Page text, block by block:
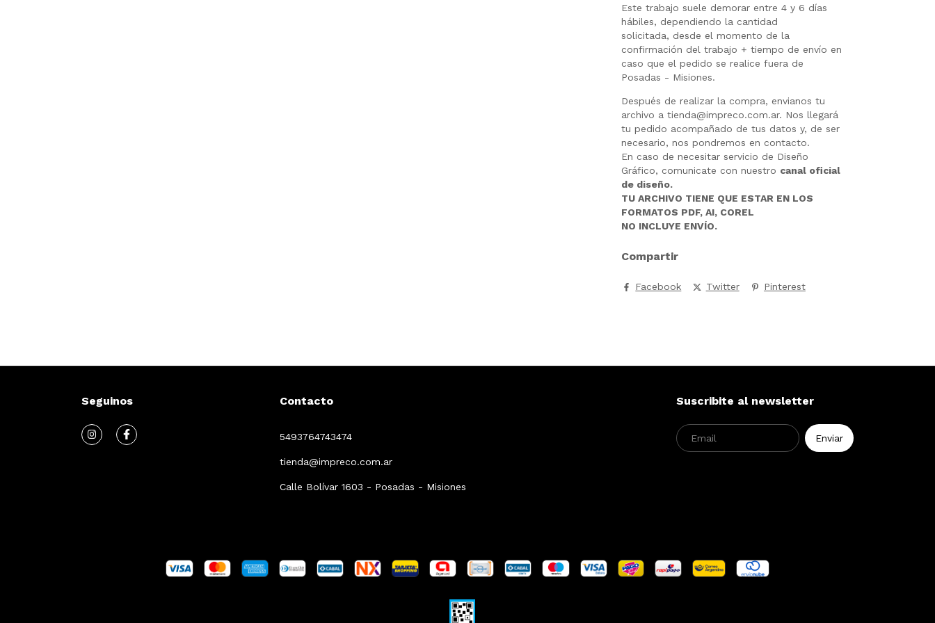
Este trabajo suele demorar entre 4 y 6 días
hábiles, dependiendo la cantidad
solicitada, desde el momento de la
confirmación del trabajo + tiempo de envío en
caso que el pedido se realice fuera de
Posadas - Misiones.
Después de realizar la compra, envianos tu
archivo a tienda@impreco.com.ar. Nos llegará
tu pedido acompañado de tus datos y, de ser
necesario, nos pondremos en contacto.
En caso de necesitar servicio de Diseño
Gráfico, comunicate con nuestro canal oficial
de diseño.
TU ARCHIVO TIENE QUE ESTAR EN LOS
FORMATOS PDF, AI, COREL
NO INCLUYE ENVÍO.
Compartir
Facebook Twitter Pinterest
Seguinos Contacto
5493764743474
tienda@impreco.com.ar
Calle Bolívar 1603 - Posadas - Misiones
Suscribite al newsletter